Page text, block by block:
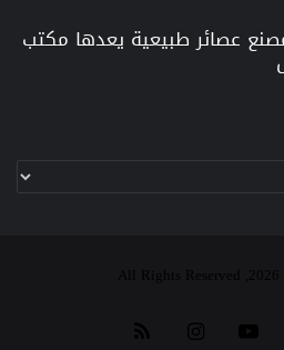
عصائر طبيعية يعدها مكتب
‫YouTube انستقرام